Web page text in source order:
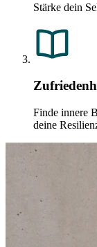
Stärke dein
Finde innere
deine